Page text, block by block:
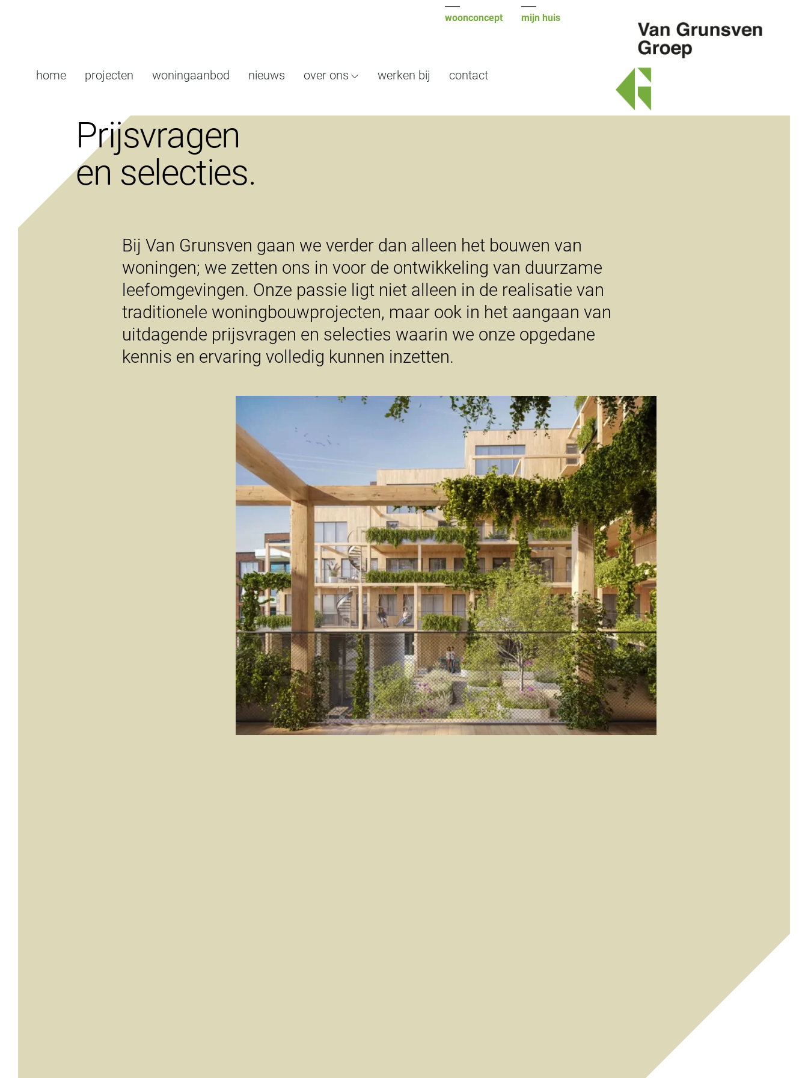
Van
woonconcept mijn huis
home projecten woningaanbod nieuws over ons werken bij contact
Prijsvragen
en selecties.
Bij Van Grunsven gaan we verder dan alleen het bouwen van
woningen; we zetten ons in voor de ontwikkeling van duurzame
leefomgevingen. Onze passie ligt niet alleen in de realisatie van
traditionele woningbouwprojecten, maar ook in het aangaan van
uitdagende prijsvragen en selecties waarin we onze opgedane
kennis en ervaring volledig kunnen inzetten.